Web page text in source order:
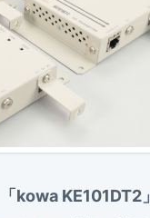
kowa KE101DT2